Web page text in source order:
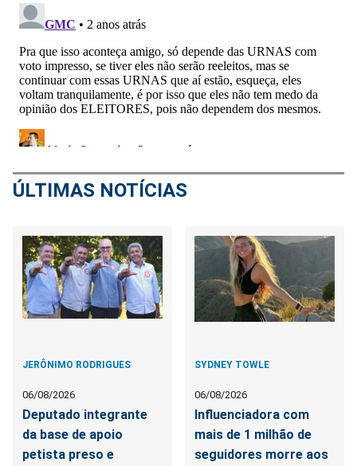
ÚLTIMAS NOTÍCIAS
JERÔNIMO RODRIGUES
06/08/2026
Deputado integrante
da base de apoio
petista preso e
SYDNEY TOWLE
06/08/2026
Influenciadora com
mais de 1 milhão de
seguidores morre aos